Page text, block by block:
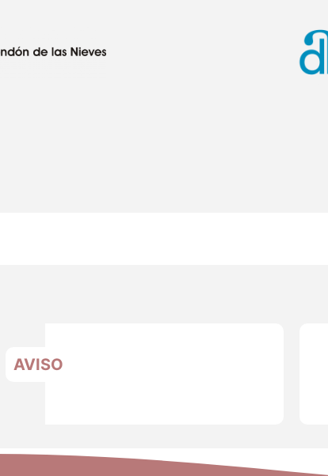
AVISO